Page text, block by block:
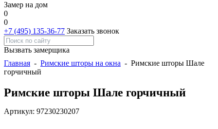
Замер на дом
0
0
+7 (495) 135-36-77 Заказать звонок
Вызвать замерщика
Главная - Римские шторы на окна - Римские шторы Шале
горчичный
Римские шторы Шале горчичный
Артикул: 97230230207